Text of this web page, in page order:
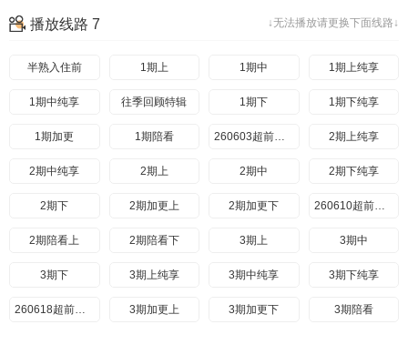
20260722 20260723期下 20260727
20260727期纯享 20260728 20260730期上
20260730期下 20260731 20260803 20260803期纯享
↓无法播放请更换下面线路↓
播放线路 7
半熟入住前 1期上 1期中 1期上纯享
1期中纯享 往季回顾特辑 1期下 1期下纯享
1期加更 1期陪看 260603超前彩蛋 2期上纯享
2期中纯享 2期上 2期中 2期下纯享
2期下 2期加更上 2期加更下 260610超前彩蛋
2期陪看上 2期陪看下 3期上 3期中
3期下 3期上纯享 3期中纯享 3期下纯享
260618超前彩蛋 3期加更上 3期加更下 3期陪看